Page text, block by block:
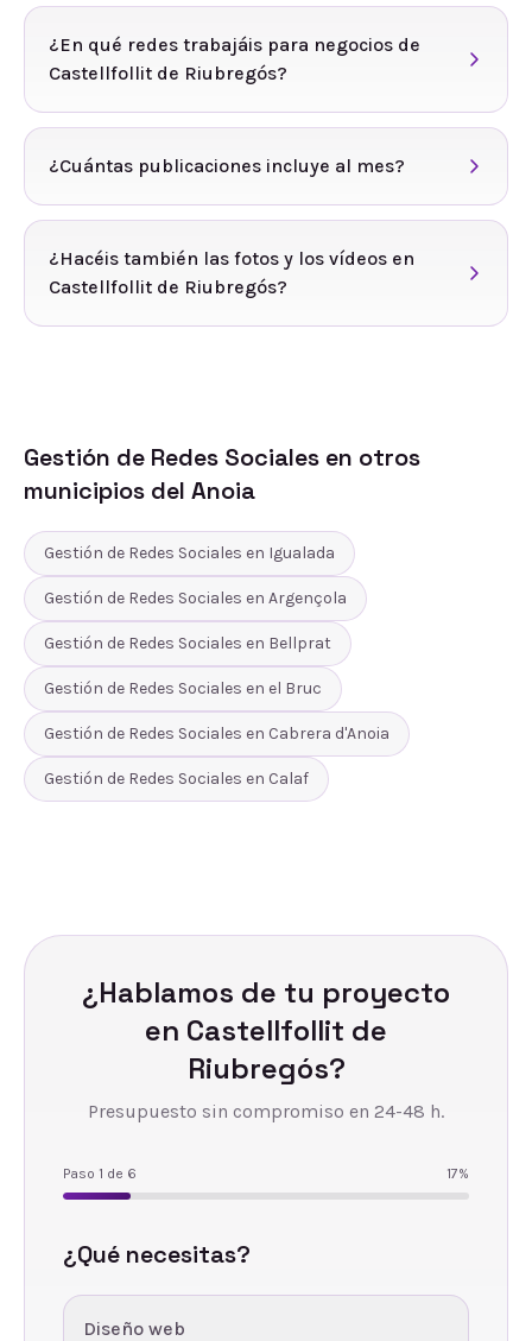
¿En qué redes trabajáis para negocios de
Castellfollit de Riubregós?
¿Cuántas publicaciones incluye al mes?
¿Hacéis también las fotos y los vídeos en
Castellfollit de Riubregós?
Gestión de Redes Sociales en otros
municipios del Anoia
Gestión de Redes Sociales en Igualada
Gestión de Redes Sociales en Argençola
Gestión de Redes Sociales en Bellprat
Gestión de Redes Sociales en el Bruc
Gestión de Redes Sociales en Cabrera d'Anoia
Gestión de Redes Sociales en Calaf
¿Hablamos de tu proyecto
en Castellfollit de
Riubregós?
Presupuesto sin compromiso en 24-48 h.
Paso 1 de 6 17%
¿Qué necesitas?
Diseño web